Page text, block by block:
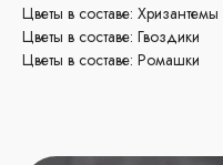
Цветы в составе: Хризантемы
Цветы в составе: Гвоздики
Цветы в составе: Ромашки